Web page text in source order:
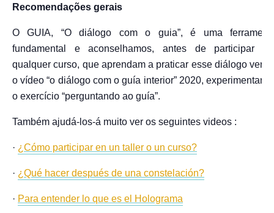
Recomendações gerais
O GUIA, “O diálogo com o guia”, é uma
fundamental e aconselhamos, antes de participar
qualquer curso, que aprendam a praticar esse diálogo
o vídeo “o diálogo com o guía interior” 2020,
o exercício “perguntando ao guía”.
Também ajudá-los-á muito ver os seguintes videos :
· ¿Cómo participar en un taller o un curso?
· ¿Qué hacer después de una constelación?
· Para entender lo que es el Holograma